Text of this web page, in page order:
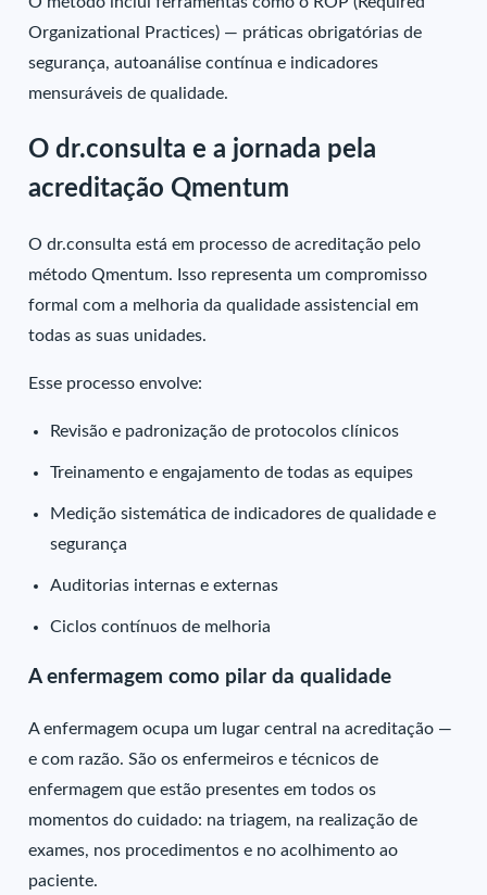
Organizational Practices) — práticas obrigatórias de
segurança, autoanálise contínua e indicadores
mensuráveis de qualidade.
O dr.consulta e a jornada pela
acreditação Qmentum
O dr.consulta está em processo de acreditação pelo
método Qmentum. Isso representa um compromisso
formal com a melhoria da qualidade assistencial em
todas as suas unidades.
Esse processo envolve:
Revisão e padronização de protocolos clínicos
Treinamento e engajamento de todas as equipes
Medição sistemática de indicadores de qualidade e
segurança
Auditorias internas e externas
Ciclos contínuos de melhoria
A enfermagem como pilar da qualidade
A enfermagem ocupa um lugar central na acreditação —
e com razão. São os enfermeiros e técnicos de
enfermagem que estão presentes em todos os
momentos do cuidado: na triagem, na realização de
exames, nos procedimentos e no acolhimento ao
paciente.